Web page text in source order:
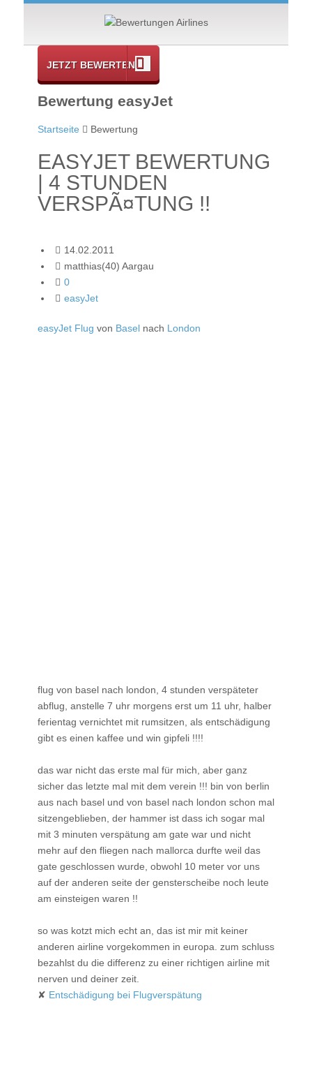
JETZT BEWERTEN
Bewertung easyJet
Startseite Bewertung
EASYJET BEWERTUNG
| 4 STUNDEN
VERSPÃ¤TUNG !!
14.02.2011
matthias(40) Aargau
0
easyJet
easyJet Flug von Basel nach London
flug von basel nach london, 4 stunden verspäteter
abflug, anstelle 7 uhr morgens erst um 11 uhr, halber
ferientag vernichtet mit rumsitzen, als entschädigung
gibt es einen kaffee und win gipfeli !!!!
das war nicht das erste mal für mich, aber ganz
sicher das letzte mal mit dem verein !!! bin von berlin
aus nach basel und von basel nach london schon mal
sitzengeblieben, der hammer ist dass ich sogar mal
mit 3 minuten verspätung am gate war und nicht
mehr auf den fliegen nach mallorca durfte weil das
gate geschlossen wurde, obwohl 10 meter vor uns
auf der anderen seite der gensterscheibe noch leute
am einsteigen waren !!
so was kotzt mich echt an, das ist mir mit keiner
anderen airline vorgekommen in europa. zum schluss
bezahlst du die differenz zu einer richtigen airline mit
nerven und deiner zeit.
✘ Entschädigung bei Flugverspätung